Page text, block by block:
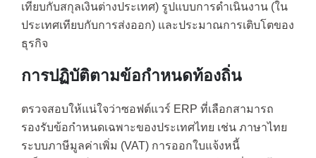
เทียบกับสกุลเงินต่างประเทศ) รูปแบบการดำเนินงาน (ใน
ประเทศเทียบกับการส่งออก) และประมาณการเติบโตของ
ธุรกิจ
การปฏิบัติตามข้อกำหนดท้องถิ่น
ตรวจสอบให้แน่ใจว่าซอฟต์แวร์ ERP ที่เลือกสามารถ
รองรับข้อกำหนดเฉพาะของประเทศไทย เช่น ภาษาไทย
ระบบภาษีมูลค่าเพิ่ม (VAT) การออกใบแจ้งหนี้